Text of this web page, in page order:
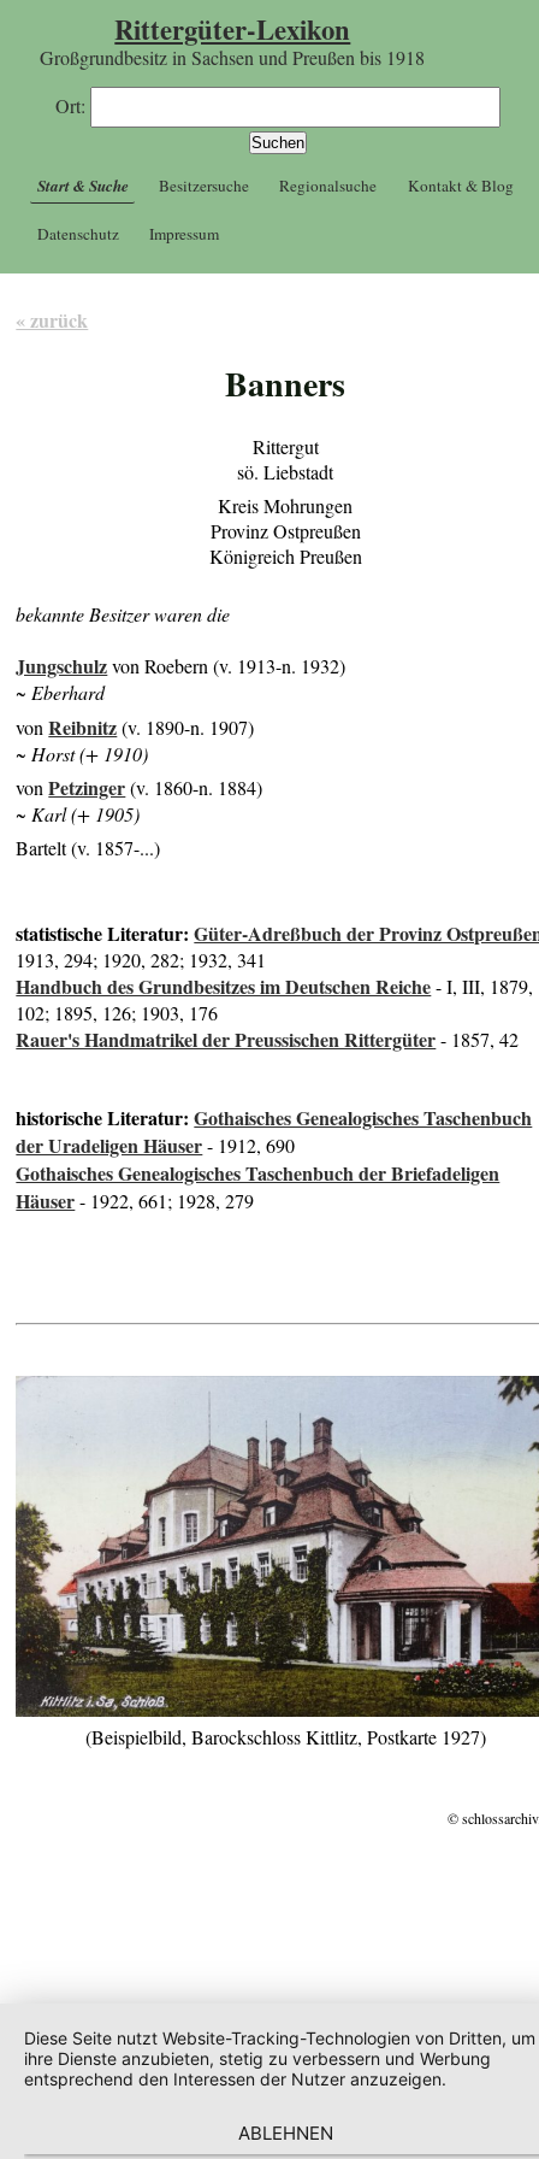
Rittergüter-Lexikon
Großgrundbesitz in Sachsen und Preußen bis 1918
Ort:
Start & Suche Besitzersuche Regionalsuche Kontakt & Blog
Datenschutz Impressum
« zurück
Banners
Rittergut
sö. Liebstadt
Kreis Mohrungen
Provinz Ostpreußen
Königreich Preußen
bekannte Besitzer waren die
Jungschulzvon Roebern (v. 1913-n. 1932)
~ Eberhard
vonReibnitz(v. 1890-n. 1907)
~ Horst (+ 1910)
vonPetzinger(v. 1860-n. 1884)
~ Karl (+ 1905)
Bartelt (v. 1857-...)
statistische Literatur:Güter-Adreßbuch der Provinz
1913, 294; 1920, 282; 1932, 341
Handbuch des Grundbesitzes im Deutschen Reiche- I, III, 1879,
102; 1895, 126; 1903, 176
Rauer's Handmatrikel der Preussischen Rittergüter- 1857, 42
historische Literatur:Gothaisches Genealogisches Taschenbuch
der Uradeligen Häuser- 1912, 690
Gothaisches Genealogisches Taschenbuch der Briefadeligen
Häuser- 1922, 661; 1928, 279
(Beispielbild, Barockschloss Kittlitz, Postkarte 1927)
©
Diese Seite nutzt Website-Tracking-Technologien von Dritten, um
ihre Dienste anzubieten, stetig zu verbessern und Werbung
entsprechend den Interessen der Nutzer anzuzeigen.
ABLEHNEN